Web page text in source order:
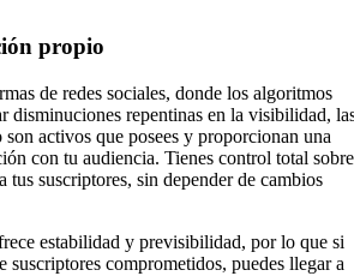
propio
de redes sociales, donde los algoritmos
disminuciones repentinas en la visibilidad,
activos que posees y proporcionan una
con tu audiencia. Tienes control total sobre
tus suscriptores, sin depender de cambios
estabilidad y previsibilidad, por lo que si
suscriptores comprometidos, puedes llegar a